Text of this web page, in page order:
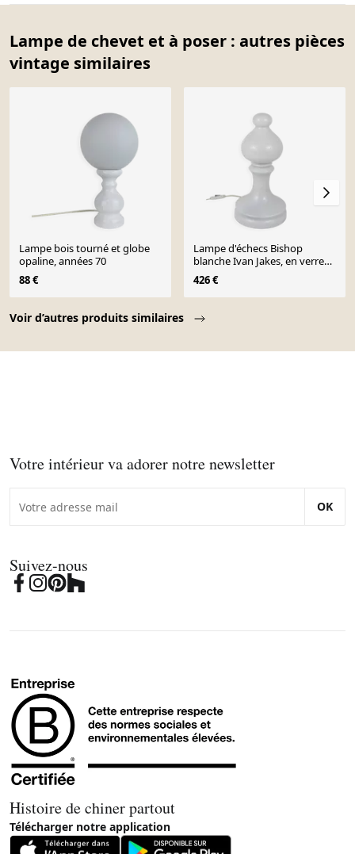
Lampe de chevet et à poser : autres pièces
vintage similaires
Voir d’autres produits similaires
Lampe bois tourné et globe
opaline, années 70
88 €
Lampe d'échecs Bishop
blanche Ivan Jakes, en verre
blanc, Tchécoslovaquie,
années 1970
426 €
Votre intérieur va adorer notre newsletter
OK
Suivez-nous
Histoire de chiner partout
Télécharger notre application